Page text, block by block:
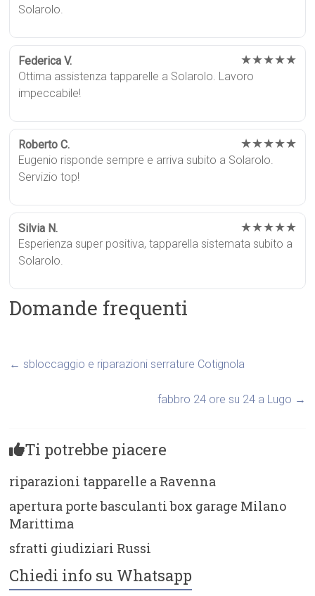
Solarolo.
Federica V. ★★★★★
Ottima assistenza tapparelle a Solarolo. Lavoro
impeccabile!
Roberto C. ★★★★★
Eugenio risponde sempre e arriva subito a Solarolo.
Servizio top!
Silvia N. ★★★★★
Esperienza super positiva, tapparella sistemata subito a
Solarolo.
Domande frequenti
← sbloccaggio e riparazioni serrature Cotignola
fabbro 24 ore su 24 a Lugo →
Ti potrebbe piacere
riparazioni tapparelle a Ravenna
apertura porte basculanti box garage Milano
Marittima
sfratti giudiziari Russi
Chiedi info su Whatsapp